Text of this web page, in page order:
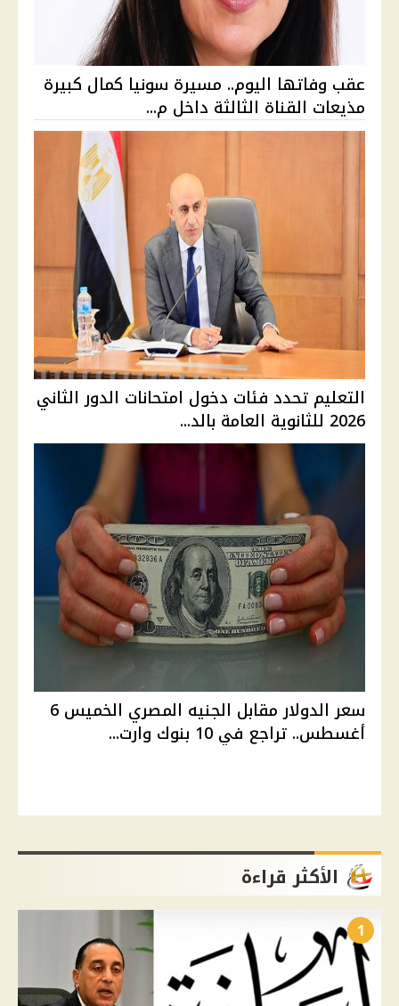
عقب وفاتها اليوم.. مسيرة سونيا كمال كبيرة
مذيعات القناة الثالثة داخل م...
التعليم تحدد فئات دخول امتحانات الدور الثاني
2026 للثانوية العامة بالد...
سعر الدولار مقابل الجنيه المصري الخميس 6
أغسطس.. تراجع في 10 بنوك وارت...
الأكثر قراءة
1